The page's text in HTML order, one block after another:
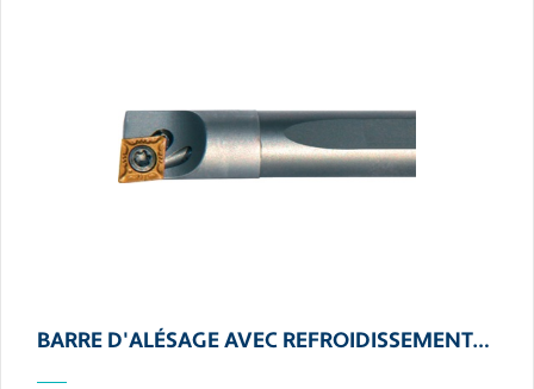
BARRE D'ALÉSAGE AVEC REFROIDISSEMENT…